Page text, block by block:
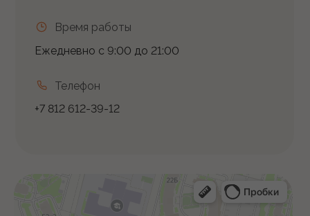
Ежедневно с 9:00 до 21:00
Время работы
+7 812 612-39-12
Телефон